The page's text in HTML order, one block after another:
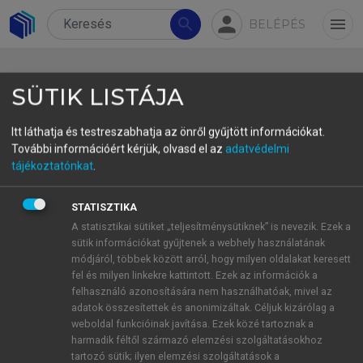
search person BELÉPÉS menu
A tudományos terminusok
jelentésváltozásának
problémaköre az
összehasonlító
tudománytörténeti kutatásban
On the Meaning-variance Problem of Scientific
Terms in a Comparative Research on the
History of Science
SÜTIK LISTÁJA
Itt láthatja és testreszabhatja az önről gyűjtött információkat.
További információért kérjük, olvasd el az adatvédelmi
tájékoztatónkat.
STATISZTIKA
A statisztikai sütiket „teljesítménysütiknek” is nevezik. Ezek a
sütik információkat gyűjtenek a webhely használatának
módjáról, többek között arról, hogy milyen oldalakat keresett
fel és milyen linkekre kattintott. Ezek az információk a
felhasználó azonosítására nem használhatóak, mivel az
adatok összesítettek és anonimizáltak. Céljuk kizárólag a
weboldal funkcióinak javítása. Ezek közé tartoznak a
harmadik féltől származó elemzési szolgáltatásokhoz
tartozó sütik; ilyen elemzési szolgáltatások a